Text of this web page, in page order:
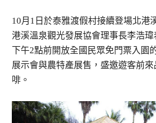
10月1日於泰雅渡假村接續登場北港
港溪溫泉觀光發展協會理事長李浩
下午2點前開放全國民眾免門票入園
展示會與農特產展售，盛邀遊客前
啡。